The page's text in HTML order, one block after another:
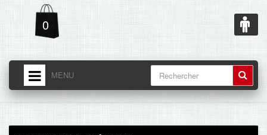
0
MENU
ACCUEIL
LIVRAISON - RETOUR